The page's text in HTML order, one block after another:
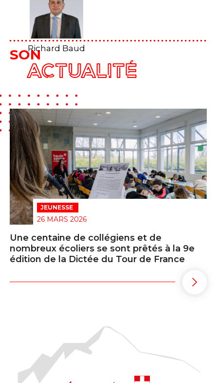
Richard Baud
SON
ACTUALITÉ
JEUNESSE
26 MARS 2026
Une centaine de collégiens et de
nombreux écoliers se sont prêtés à la 9e
édition de la Dictée du Tour de France